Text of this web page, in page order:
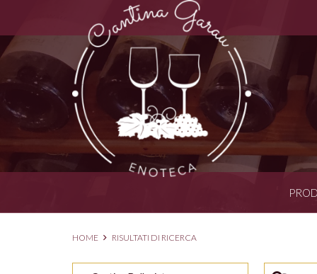
HOME RISULTATI DI RICERCA